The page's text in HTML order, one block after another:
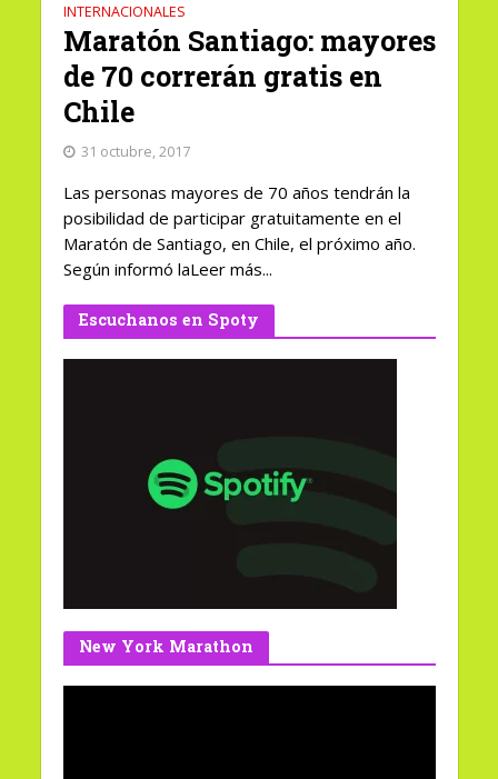
INTERNACIONALES
Maratón Santiago: mayores
de 70 correrán gratis en
Chile
31 octubre, 2017
Las personas mayores de 70 años tendrán la
posibilidad de participar gratuitamente en el
Maratón de Santiago, en Chile, el próximo año.
Según informó laLeer más...
Escuchanos en Spoty
New York Marathon